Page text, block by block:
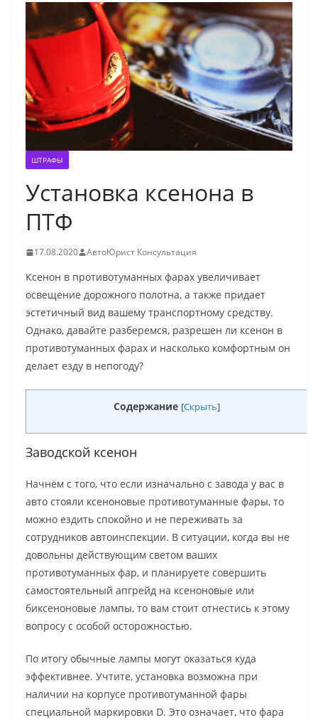
ШТРАФЫ
Установка ксенона в
ПТФ
17.08.2020 АвтоЮрист Консультация
Ксенон в противотуманных фарах увеличивает
освещение дорожного полотна, а также придает
эстетичный вид вашему транспортному средству.
Однако, давайте разберемся, разрешен ли ксенон в
противотуманных фарах и насколько комфортным он
делает езду в непогоду?
Содержание [Скрыть]
Заводской ксенон
Начнём с того, что если изначально с завода у вас в
авто стояли ксеноновые противотуманные фары, то
можно ездить спокойно и не переживать за
сотрудников автоинспекции. В ситуации, когда вы не
довольны действующим светом ваших
противотуманных фар, и планируете совершить
самостоятельный апгрейд на ксеноновые или
биксеноновые лампы, то вам стоит отнестись к этому
вопросу с особой осторожностью.
По итогу обычные лампы могут оказаться куда
эффективнее. Учтите, установка возможна при
наличии на корпусе противотуманной фары
специальной маркировки D. Это означает, что фара